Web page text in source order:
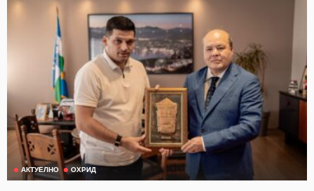
АКТУЕЛНО ОХРИД